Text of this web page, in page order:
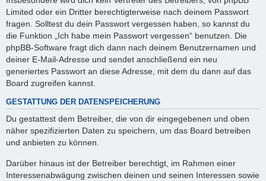
Limited oder ein Dritter berechtigterweise nach deinem Passwort
fragen. Solltest du dein Passwort vergessen haben, so kannst du
die Funktion „Ich habe mein Passwort vergessen“ benutzen. Die
phpBB-Software fragt dich dann nach deinem Benutzernamen und
deiner E-Mail-Adresse und sendet anschließend ein neu
generiertes Passwort an diese Adresse, mit dem du dann auf das
Board zugreifen kannst.
GESTATTUNG DER DATENSPEICHERUNG
Du gestattest dem Betreiber, die von dir eingegebenen und oben
näher spezifizierten Daten zu speichern, um das Board betreiben
und anbieten zu können.
Darüber hinaus ist der Betreiber berechtigt, im Rahmen einer
Interessenabwägung zwischen deinen und seinen Interessen sowie